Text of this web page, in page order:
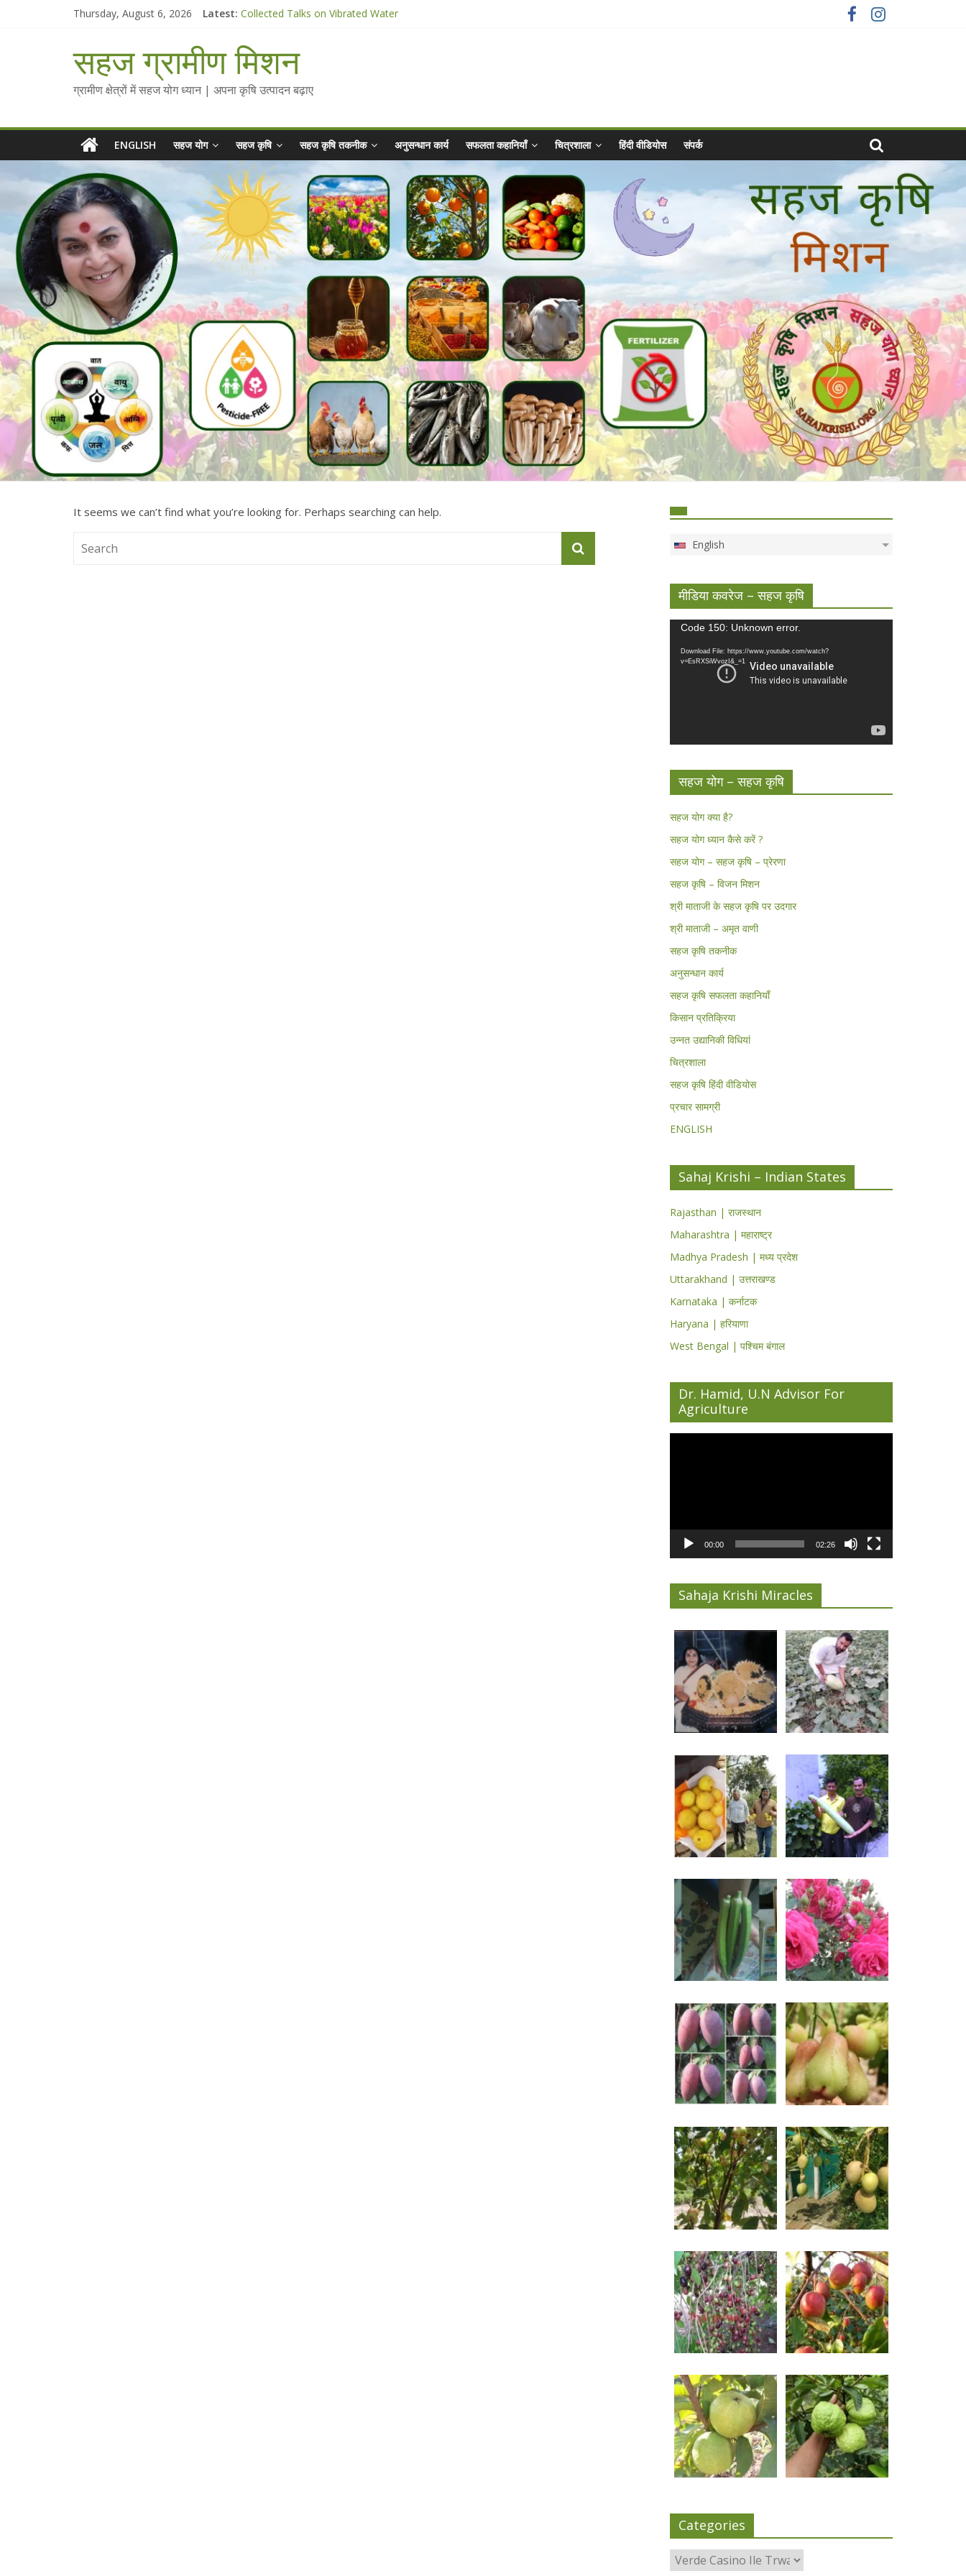
Thursday, August 6, 2026 Latest:
Chalo Gaon Ki Or Abhiyaan - 2025-26
चैतन्यित जल pdf
Standee Designs @ 2025 for Sahaj Krishi Promotions
सहज ग्रामीण मिशन
ग्रामीण क्षेत्रों में सहज योग ध्यान | अपना कृषि उत्पादन बढ़ाए
ENGLISH सहज योग सहज कृषि सहज कृषि तकनीक अनुसन्धान कार्य सफलता कहानियाँ चित्रशाला हिंदी वीडियोस संपर्क
It seems we can’t find what you’re looking for. Perhaps searching can help.
English
मीडिया कवरेज – सहज कृषि
Video
Code 150: Unknown error.
Download File: https://www.youtube.com/watch?
v=EsRXSiWvozI&_=1
सहज योग – सहज कृषि
सहज योग क्या है?
सहज योग ध्यान कैसे करें ?
सहज योग – सहज कृषि – प्रेरणा
सहज कृषि – विजन मिशन
श्री माताजी के सहज कृषि पर उदगार
श्री माताजी – अमृत वाणी
सहज कृषि तकनीक
अनुसन्धान कार्य
सहज कृषि सफलता कहानियाँ
किसान प्रतिक्रिया
उन्नत उद्यानिकी विधियां
चित्रशाला
सहज कृषि हिंदी वीडियोस
प्रचार सामग्री
ENGLISH
Sahaj Krishi – Indian States
Rajasthan | राजस्थान
Maharashtra | महाराष्ट्र
Madhya Pradesh | मध्य प्रदेश
Uttarakhand | उत्तराखण्ड
Karnataka | कर्नाटक
Haryana | हरियाणा
West Bengal | पश्चिम बंगाल
Dr. Hamid, U.N Advisor For
Agriculture
00:00 02:26
Sahaja Krishi Miracles
Categories
Categories